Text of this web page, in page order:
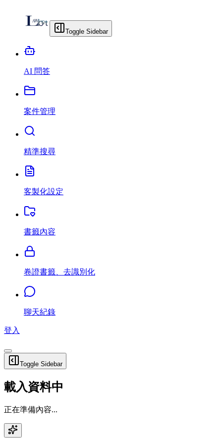
Toggle Sidebar
AI 問答
案件管理
精準搜尋
客製化設定
書籤內容
卷證書籤、去識別化
聊天紀錄
登入
Toggle Sidebar
載入資料中
正在準備內容...